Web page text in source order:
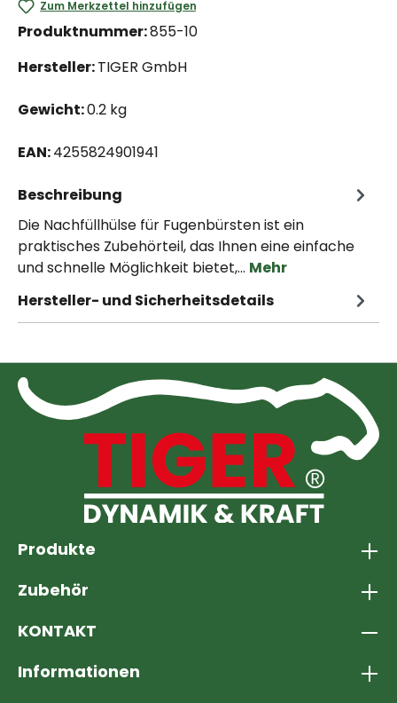
Zum Merkzettel hinzufügen
Produktnummer:855-10
Hersteller:TIGER GmbH
Gewicht:0.2 kg
EAN:4255824901941
Beschreibung
Die Nachfüllhülse für Fugenbürsten ist ein
praktisches Zubehörteil, das Ihnen eine einfache
und schnelle Möglichkeit bietet,… Mehr
Hersteller- und Sicherheitsdetails
Produkte
Zubehör
KONTAKT
Informationen